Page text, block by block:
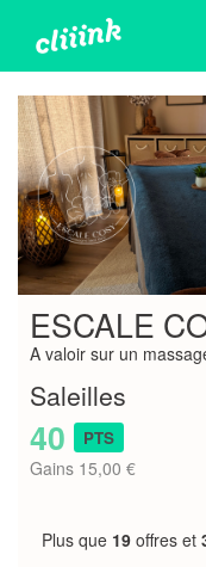
ESCALE
A valoir sur un
Saleilles
40 PTS
Gains 15,00 €
Plus que 19 offres et